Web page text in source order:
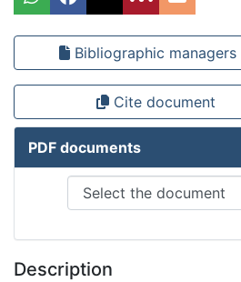
Bibliographic managers
Cite document
PDF documents
Description